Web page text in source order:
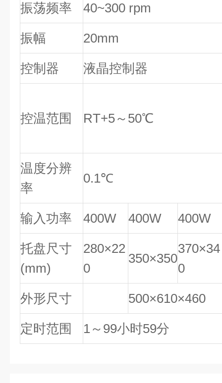
振荡频率 40~300 rpm
振幅 20mm
控制器 液晶控制器
控温范围 RT+5～50℃
温度分辨
率
0.1℃
输入功率 400W 400W 400W
托盘尺寸
(mm)
280×22
0
350×350
370×34
0
外形尺寸 500×610×460
定时范围 1～99小时59分